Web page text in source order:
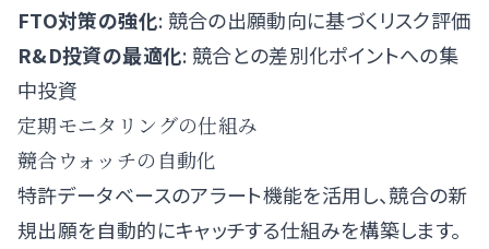
FTO対策の強化: 競合の出願動向に基づくリスク評価
R&D投資の最適化: 競合との差別化ポイントへの集
中投資
定期モニタリングの仕組み
競合ウォッチの自動化
特許データベースのアラート機能を活用し、競合の新
規出願を自動的にキャッチする仕組みを構築します。